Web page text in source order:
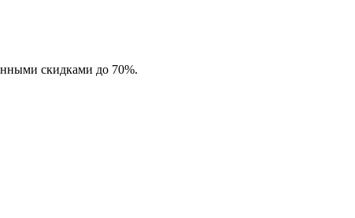
скидками до 70%.